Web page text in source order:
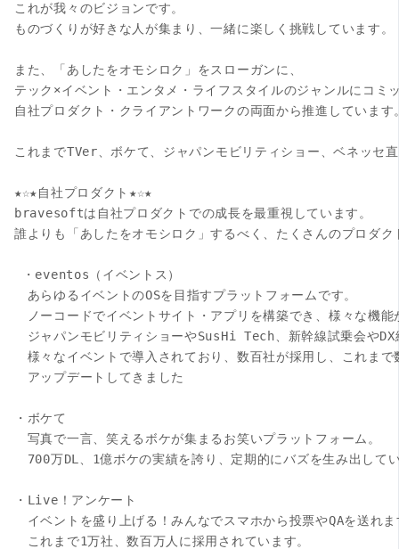
これが我々のビジョンです。
ものづくりが好きな人が集まり、一緒に楽しく挑戦しています。
また、「あしたをオモシロク」をスローガンに、
テック×イベント・エンタメ・ライフスタイルのジャンルにコミ
自社プロダクト・クライアントワークの両面から推進しています
これまでTVer、ボケて、ジャパンモビリティショー、ベネッセ
★☆★自社プロダクト★☆★
bravesoftは自社プロダクトでの成長を最重視しています。
誰よりも「あしたをオモシロク」するべく、たくさんのプロダ
・eventos（イベントス）
あらゆるイベントのOSを目指すプラットフォームです。
ノーコードでイベントサイト・アプリを構築でき、様々な機能
ジャパンモビリティショーやSusHi Tech、新幹線試乗会やDX
様々なイベントで導入されており、数百社が採用し、これまで
アップデートしてきました
・ボケて
写真で一言、笑えるボケが集まるお笑いプラットフォーム。
700万DL、1億ボケの実績を誇り、定期的にバズを生み出して
・Live！アンケート
イベントを盛り上げる！みんなでスマホから投票やQAを送れま
これまで1万社、数百万人に採用されています。